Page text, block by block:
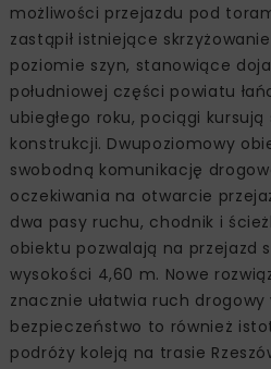
możliwości przejazdu pod
zastąpił istniejące
poziomie szyn, stanowiące
południowej części powiatu
ubiegłego roku, pociągi
konstrukcji. Dwupoziomowy
swobodną komunikację
oczekiwania na otwarcie
dwa pasy ruchu, chodnik i
obiektu pozwalają na przejazd
wysokości 4,60 m. Nowe
znacznie ułatwia ruch
bezpieczeństwo to również
podróży koleją na trasie